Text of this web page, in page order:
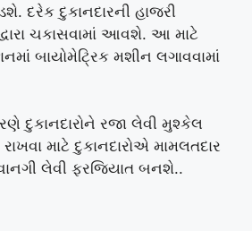
દરેક દુકાનદારની હાજરી
ચકાસવામાં આવશે. આ માટે
બાયોમેટ્રિક મશીન લગાવવામાં
દુકાનદારોને રજા લેવી મુશ્કેલ
માટે દુકાનદારોએ મામલતદાર
લેવી ફરજિયાત બનશે..